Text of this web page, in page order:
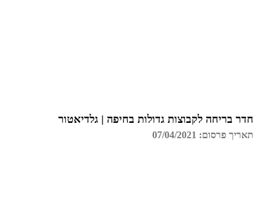
חדר בריחה לקבוצות גדולות בחיפה | גלדיאטור
תאריך פרסום: 07/04/2021